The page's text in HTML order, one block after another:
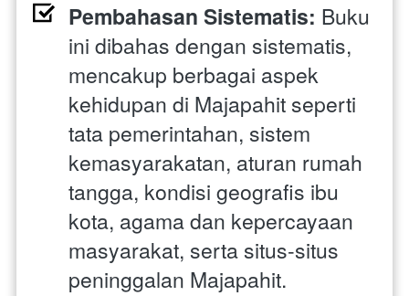
Pembahasan Sistematis: Buku
ini dibahas dengan sistematis,
mencakup berbagai aspek
kehidupan di Majapahit seperti
tata pemerintahan, sistem
kemasyarakatan, aturan rumah
tangga, kondisi geografis ibu
kota, agama dan kepercayaan
masyarakat, serta situs-situs
peninggalan Majapahit.